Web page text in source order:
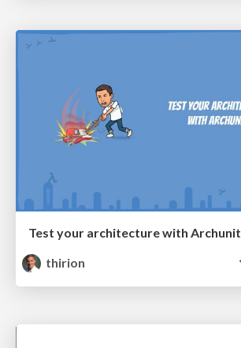
Test your architecture with Archunit
thirion